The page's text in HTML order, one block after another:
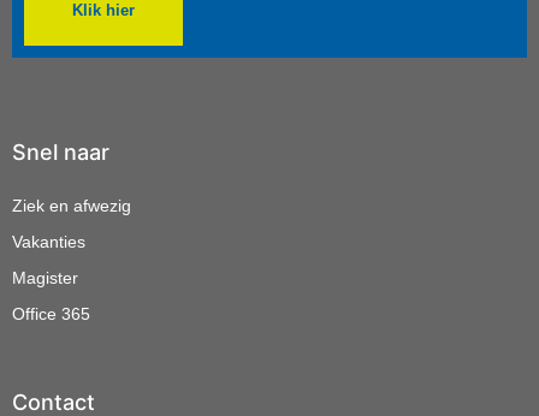
Klik hier
Snel naar
Ziek en afwezig
Vakanties
Magister
Office 365
Contact